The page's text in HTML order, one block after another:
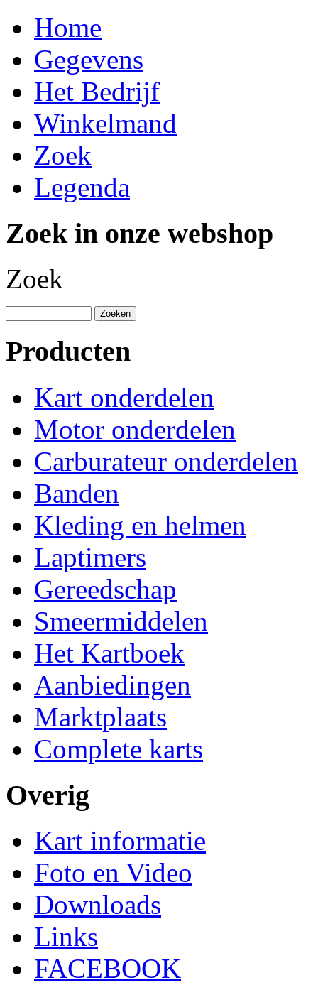
Home
Gegevens
Het Bedrijf
Winkelmand
Zoek
Legenda
Zoek in onze webshop
Zoek
Producten
Kart onderdelen
Motor onderdelen
Carburateur onderdelen
Banden
Kleding en helmen
Laptimers
Gereedschap
Smeermiddelen
Het Kartboek
Aanbiedingen
Marktplaats
Complete karts
Overig
Kart informatie
Foto en Video
Downloads
Links
FACEBOOK